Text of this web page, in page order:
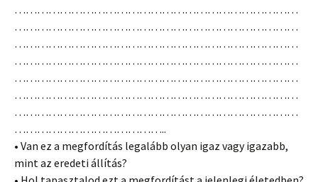
…………………………………………………………………
…………………………………………………………………
…………………………………………………………………
…………………………………………………………………
…………………………………………………………………
…………………………………………………………………
…………………………………………………………………
…………………………………..
• Van ez a megfordítás legalább olyan igaz vagy igazabb,
mint az eredeti állítás?